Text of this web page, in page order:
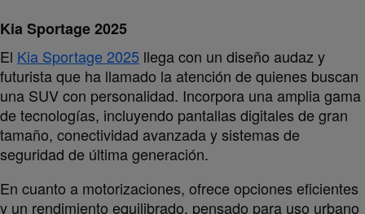
Kia Sportage 2025
El Kia Sportage 2025 llega con un diseño audaz y
futurista que ha llamado la atención de quienes buscan
una SUV con personalidad. Incorpora una amplia gama
de tecnologías, incluyendo pantallas digitales de gran
tamaño, conectividad avanzada y sistemas de
seguridad de última generación.
En cuanto a motorizaciones, ofrece opciones eficientes
y un rendimiento equilibrado, pensado para uso urbano